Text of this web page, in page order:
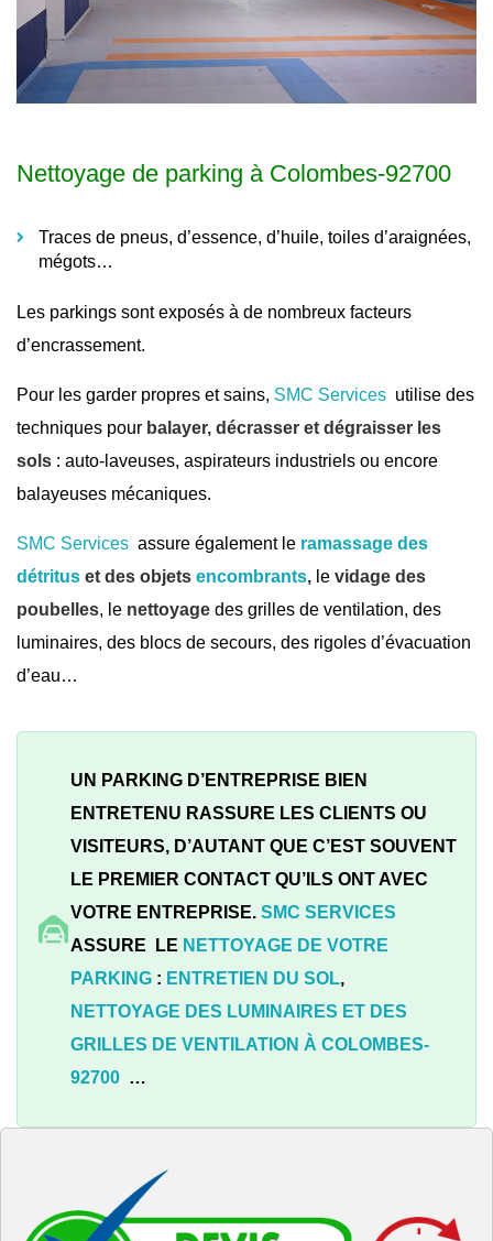
Nettoyage de parking à Colombes-92700
Traces de pneus, d’essence, d’huile, toiles d’araignées,
mégots…
Les parkings sont exposés à de nombreux facteurs
d’encrassement.
Pour les garder propres et sains, SMC Services utilise des
techniques pour balayer, décrasser et dégraisser les
sols : auto-laveuses, aspirateurs industriels ou encore
balayeuses mécaniques.
SMC Services assure également le ramassage des
détritus et des objets encombrants, le vidage des
poubelles, le nettoyage des grilles de ventilation, des
luminaires, des blocs de secours, des rigoles d’évacuation
d’eau…
UN PARKING D’ENTREPRISE BIEN
ENTRETENU RASSURE LES CLIENTS OU
VISITEURS, D’AUTANT QUE C’EST SOUVENT
LE PREMIER CONTACT QU’ILS ONT AVEC
VOTRE ENTREPRISE. SMC SERVICES
ASSURE LE NETTOYAGE DE VOTRE
PARKING : ENTRETIEN DU SOL,
NETTOYAGE DES LUMINAIRES ET DES
GRILLES DE VENTILATION À COLOMBES-
92700 …